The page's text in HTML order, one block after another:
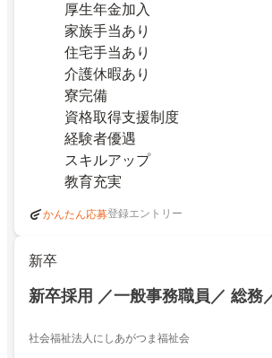
厚生年金加入
家族手当あり
住宅手当あり
介護休暇あり
寮完備
資格取得支援制度
経験者優遇
スキルアップ
教育充実
かんたん応募登録エントリー
新卒
新卒採用 ／一般事務職員／ 総務
社会福祉法人にしあがつま福祉会